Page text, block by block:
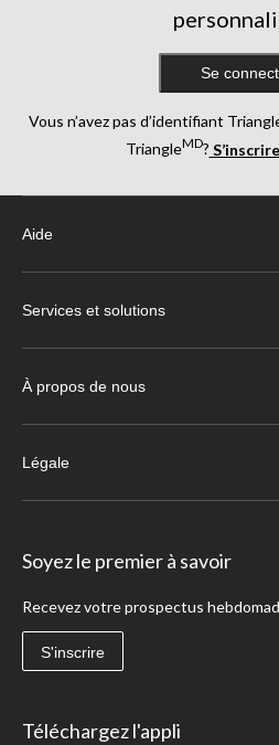
Se
Vous n’avez pas d’identifiant
TriangleMD?
Aide
Services et solutions
À propos de nous
Légale
Soyez le premier à savoir
Recevez votre prospectus
S'inscrire
Téléchargez l'appli